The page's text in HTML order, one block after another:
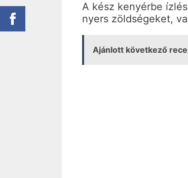
A kész kenyérbe
nyers zöldségeket,
Ajánlott következő